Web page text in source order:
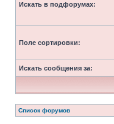
Искать в подфорумах:
Поле сортировки:
Искать сообщения за:
Список форумов